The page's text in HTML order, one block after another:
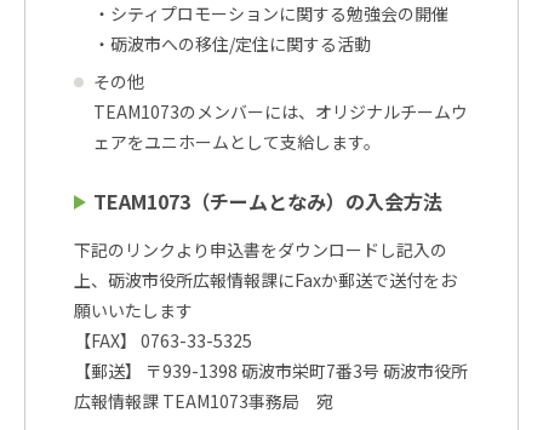
・シティプロモーションに関する勉強会の開催
・砺波市への移住/定住に関する活動
その他
TEAM1073のメンバーには、オリジナルチームウ
ェアをユニホームとして支給します。
TEAM1073（チームとなみ）の入会方法
下記のリンクより申込書をダウンロードし記入の
上、砺波市役所広報情報課にFaxか郵送で送付をお
願いいたします
【FAX】 0763-33-5325
【郵送】 〒939-1398 砺波市栄町7番3号 砺波市役所
広報情報課 TEAM1073事務局 宛